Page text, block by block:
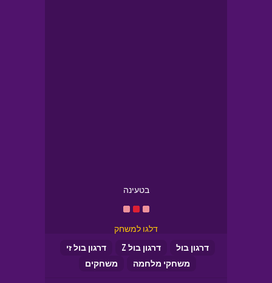
בטעינה
דלגו למשחק
דרגון בול
דרגון בול Z
דרגון בול זי
משחקי מלחמה
משחקים